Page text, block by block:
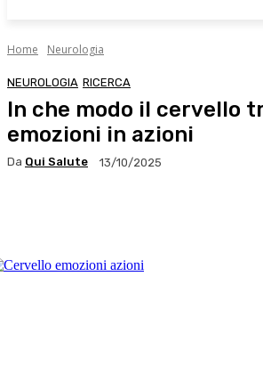
Home Neurologia
NEUROLOGIA RICERCA
In che modo il cervello
emozioni in azioni
Da Qui Salute 13/10/2025